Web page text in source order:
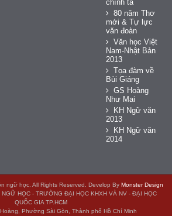
chính tả
80 năm Thơ
mới & Tự lực
văn đoàn
Văn học Việt
Nam-Nhật Bản
2013
Tọa đàm về
Bùi Giáng
GS Hoàng
Như Mai
KH Ngữ văn
2013
KH Ngữ văn
2014
ngữ học. All Rights Reserved. Develop By Monster Design
NGỮ HỌC - TRƯỜNG ĐẠI HỌC KHXH VÀ NV - ĐẠI HỌC
QUỐC GIA TP.HCM
Phường Sài Gòn, Thành phố Hồ Chí Minh